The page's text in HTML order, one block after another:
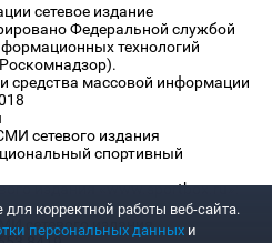
сетевое издание
Федеральной службой
технологий
средства массовой информации
сетевого издания
спортивный
издания «www.sportbox.ru»:
сетевого издания
корректной работы веб-сайта.
персональных данных и